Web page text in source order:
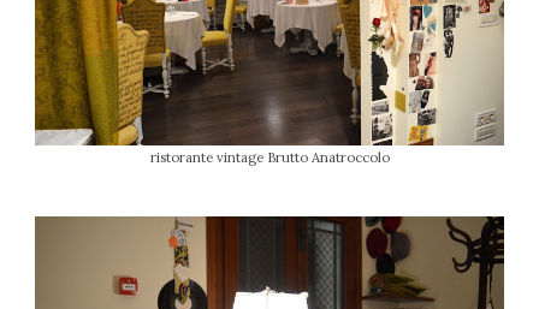
ristorante vintage Brutto Anatroccolo